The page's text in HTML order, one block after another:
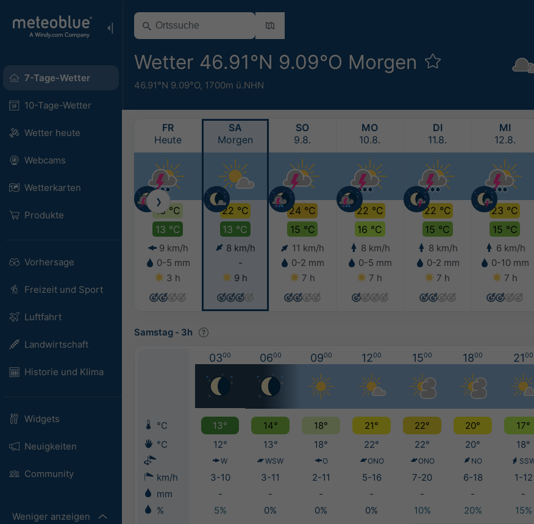
7-Tage-Wetter
10-Tage-Wetter
Wetter heute
Webcams
Wetterkarten
Produkte
Vorhersage
Freizeit und Sport
Luftfahrt
Landwirtschaft
Historie und Klima
Widgets
Neuigkeiten
Community
Weniger anzeigen
Wetter 46.91°N 9.09°O Morgen
46.91°N 9.09°O, 1700m ü.NHN
FR
Heute
18 °C
13 °C
9 km/h
0-5 mm
3 h
SA
Morgen
22 °C
13 °C
8 km/h
-
9 h
SO
9.8.
24 °C
15 °C
11 km/h
0-2 mm
7 h
MO
10.8.
22 °C
16 °C
8 km/h
0-5 mm
7 h
DI
11.8.
22 °C
15 °C
8 km/h
0-2 mm
7 h
MI
12.8.
23 °C
15 °C
6 km/h
0-10 mm
7 h
❯
Samstag - 3h
0300 0600 0900 1200 1500 1800 2100
°C 13° 14° 18° 21° 22° 20° 17°
°C
12° 13° 18° 22° 22° 20° 18°
W WSW O ONO ONO NO
km/h 3-10 3-11 2-11 5-16 7-20 6-18 1-12
mm
- - - - - - -
%
5% 0% 0% 0% 10% 20% 15%